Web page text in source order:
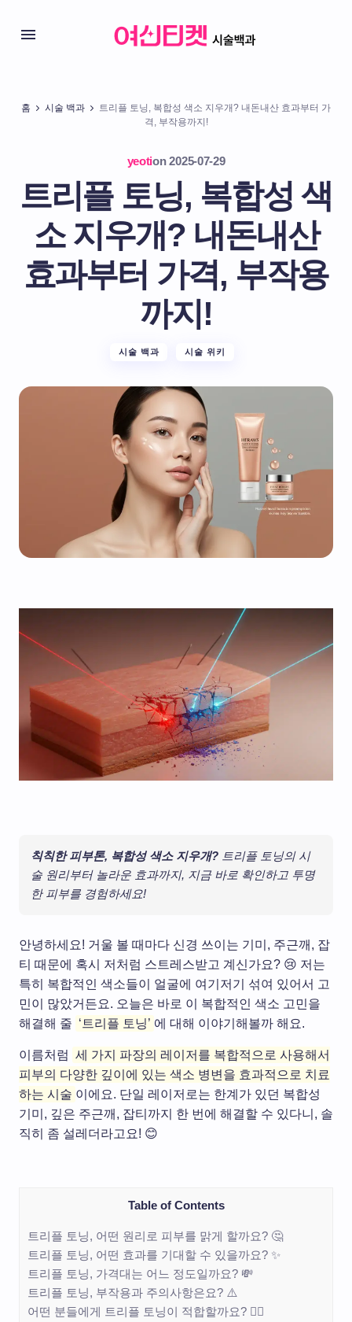
홈 시술 백과
트리플 토닝, 복합성 색소 지우개? 내돈내산 효과부터 가
격, 부작용까지!
yeotion 2025-07-29
트리플 토닝, 복합성 색
소 지우개? 내돈내산
효과부터 가격, 부작용
까지!
시술 백과 시술 위키
칙칙한 피부톤, 복합성 색소 지우개? 트리플 토닝의 시
술 원리부터 놀라운 효과까지, 지금 바로 확인하고 투명
한 피부를 경험하세요!
안녕하세요! 거울 볼 때마다 신경 쓰이는 기미, 주근깨, 잡
티 때문에 혹시 저처럼 스트레스받고 계신가요? 😢 저는
특히 복합적인 색소들이 얼굴에 여기저기 섞여 있어서 고
민이 많았거든요. 오늘은 바로 이 복합적인 색소 고민을
해결해 줄 ‘트리플 토닝’ 에 대해 이야기해볼까 해요.
이름처럼 세 가지 파장의 레이저를 복합적으로 사용해서
피부의 다양한 깊이에 있는 색소 병변을 효과적으로 치료
하는 시술 이에요. 단일 레이저로는 한계가 있던 복합성
기미, 깊은 주근깨, 잡티까지 한 번에 해결할 수 있다니, 솔
직히 좀 설레더라고요! 😊
Table of Contents
트리플 토닝, 어떤 원리로 피부를 맑게 할까요? 🤔
트리플 토닝, 어떤 효과를 기대할 수 있을까요? ✨
트리플 토닝, 가격대는 어느 정도일까요? 💸
트리플 토닝, 부작용과 주의사항은요? ⚠️
어떤 분들에게 트리플 토닝이 적합할까요? 👩‍⚕️